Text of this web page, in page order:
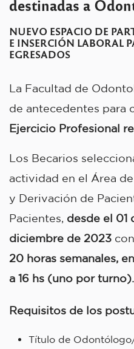
destinadas a
NUEVO ESPACIO DE
E INSERCIÓN LABORAL
EGRESADOS
La Facultad de
de antecedentes para
Ejercicio Profesional
Los Becarios
actividad en el Área
y Derivación de
Pacientes, desde el 01
diciembre de 2023
20 horas semanales,
a 16 hs (uno por turno).
Requisitos de los
Título de Odontólogo/